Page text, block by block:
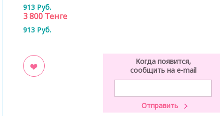
913 Руб.
3 800 Тенге
913 Руб.
Когда появится,
сообщить на e-mail